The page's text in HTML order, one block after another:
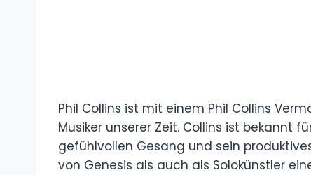
Phil Collins ist mit einem Phil Collins
Musiker unserer Zeit. Collins ist bekannt
gefühlvollen Gesang und sein
von Genesis als auch als Solokünstler